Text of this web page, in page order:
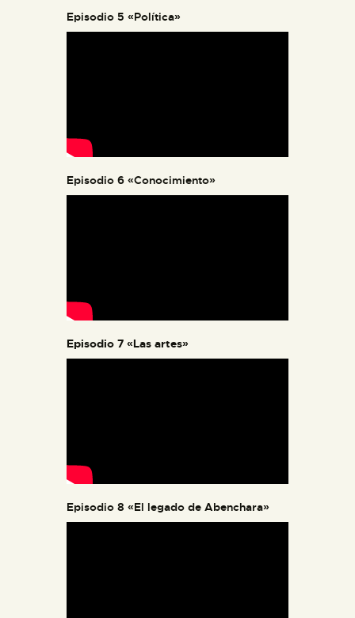
Episodio 5 «Política»
Episodio 6 «Conocimiento»
Episodio 7 «Las artes»
Episodio 8 «El legado de Abenchara»